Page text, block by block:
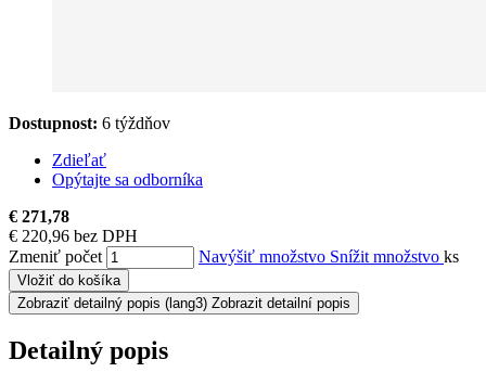
Dostupnost: 6 týždňov
Zdieľať
Opýtajte sa odborníka
€ 271,78
€ 220,96 bez DPH
Zmeniť počet
Navýšiť množstvo Snížit množstvo ks
Vložiť do košíka
Zobraziť detailný popis (lang3) Zobrazit detailní popis
Detailný popis